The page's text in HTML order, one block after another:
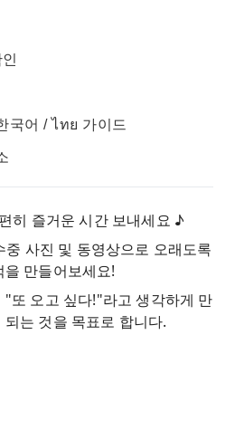
국어 / ไทย 가이드
히 즐거운 시간 보내세요 ♪
사진 및 동영상으로 오래도록
만들어보세요!
"또 오고 싶다!"라고 생각하게 만
는 것을 목표로 합니다.